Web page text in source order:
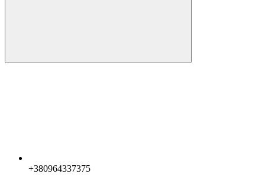
+380964337375